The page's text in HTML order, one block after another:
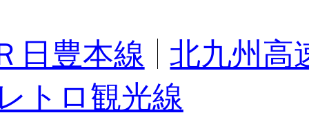
日豊本線
北九州高
トロ観光線